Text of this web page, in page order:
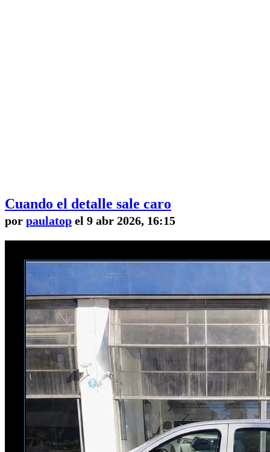
Cuando el detalle sale caro
por paulatop el 9 abr 2026, 16:15